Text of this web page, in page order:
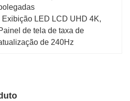
Exibição LED LCD UHD 4K,
de tela de taxa de
de 240Hz